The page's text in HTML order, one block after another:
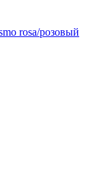
rosa/розовый